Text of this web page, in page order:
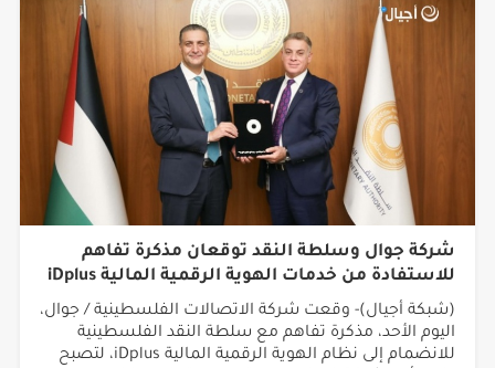
شركة جوال وسلطة النقد توقعان مذكرة تفاهم
للاستفادة من خدمات الهوية الرقمية المالية iDplus
(شبكة أجيال)- وقعت شركة الاتصالات الفلسطينية / جوال،
اليوم الأحد، مذكرة تفاهم مع سلطة النقد الفلسطينية
للانضمام إلى نظام الهوية الرقمية المالية iDplus، لتصبح